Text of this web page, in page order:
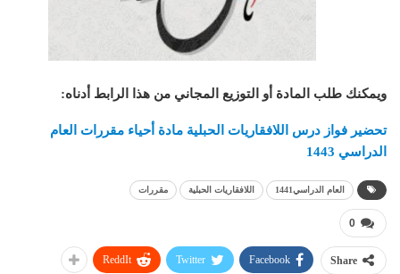
ويمكنك طلب المادة أو التوزيع المجاني من هذا الرابط أدناه:
تحضير فواز درس اللافقاريات الحبلية مادة أحياء مقررات العام
الدراسي 1443
العام الدراسي1441 اللافقاريات الحبلية مقررات
0
Share
Facebook
Twitter
ReddIt